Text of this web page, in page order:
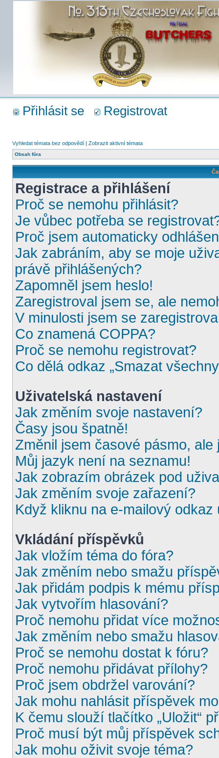
Přihlásit se Registrovat
Vyhledat témata bez odpovědí | Zobrazit aktivní témata
Obsah fóra
Registrace a přihlášení
Proč se nemohu přihlásit?
Je vůbec potřeba se
Proč jsem automaticky
Jak zabráním, aby se moje
právě přihlášených?
Zapomněl jsem heslo!
Zaregistroval jsem se, ale
V minulosti jsem se
Co znamená COPPA?
Proč se nemohu registrovat?
Co dělá odkaz „Smazat
Uživatelská nastavení
Jak změním svoje nastavení?
Časy jsou špatně!
Změnil jsem časové pásmo, ale
Můj jazyk není na seznamu!
Jak zobrazím obrázek pod
Jak změním svoje zařazení?
Když kliknu na e-mailový
Vkládání příspěvků
Jak vložím téma do fóra?
Jak změním nebo smažu
Jak přidám podpis k mému
Jak vytvořím hlasování?
Proč nemohu přidat více
Jak změním nebo smažu
Proč se nemohu dostat k fóru?
Proč nemohu přidávat přílohy?
Proč jsem obdržel varování?
Jak mohu nahlásit příspěvek
K čemu slouží tlačítko „Uložit“
Proč musí být můj příspěvek
Jak mohu oživit svoje téma?